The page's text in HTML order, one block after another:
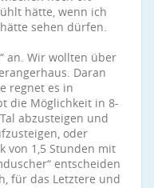
hätte, wenn ich
sehen dürfen.
an. Wir wollten über
Daran
regnet es in
die Möglichkeit in 8-
abzusteigen und
oder
von 1,5 Stunden mit
entscheiden
für das Letztere und